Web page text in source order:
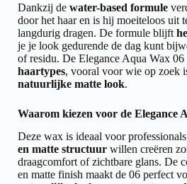
Dankzij de water-based formule
door het haar en is hij moeiteloos uit
langdurig dragen. De formule blijft
je je look gedurende de dag kunt
of residu. De Elegance Aqua Wax
haartypes, vooral voor wie op zoek
natuurlijke matte look.
Waarom kiezen voor de Elegance
Deze wax is ideaal voor
en matte structuur willen creëren
draagcomfort of zichtbare glans. De
en matte finish maakt de 06 perfect